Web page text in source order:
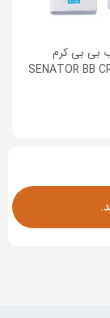
بی بی کرم
.